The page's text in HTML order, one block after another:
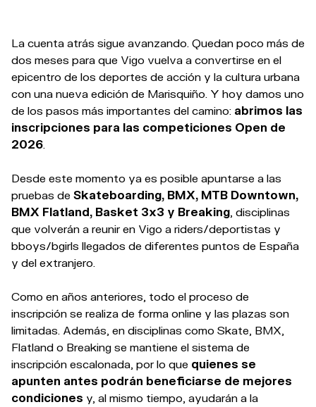
La cuenta atrás sigue avanzando. Quedan poco más de
dos meses para que Vigo vuelva a convertirse en el
epicentro de los deportes de acción y la cultura urbana
con una nueva edición de Marisquiño. Y hoy damos uno
de los pasos más importantes del camino: abrimos las
inscripciones para las competiciones Open de
2026
Desde este momento ya es posible apuntarse a las
pruebas de Skateboarding, BMX, MTB Downtown,
BMX Flatland, Basket 3x3 y Breaking , disciplinas
que volverán a reunir en Vigo a riders/deportistas y
bboys/bgirls llegados de diferentes puntos de España
y del extranjero.
Como en años anteriores, todo el proceso de
inscripción se realiza de forma online y las plazas son
limitadas. Además, en disciplinas como Skate, BMX,
Flatland o Breaking se mantiene el sistema de
inscripción escalonada, por lo que quienes se
apunten antes podrán beneficiarse de mejores
condiciones y, al mismo tiempo, ayudarán a la